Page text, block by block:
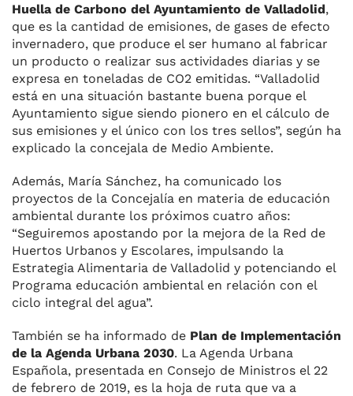
Huella de Carbono del Ayuntamiento de Valladolid,
que es la cantidad de emisiones, de gases de efecto
invernadero, que produce el ser humano al fabricar
un producto o realizar sus actividades diarias y se
expresa en toneladas de CO2 emitidas. “Valladolid
está en una situación bastante buena porque el
Ayuntamiento sigue siendo pionero en el cálculo de
sus emisiones y el único con los tres sellos”, según ha
explicado la concejala de Medio Ambiente.
Además, María Sánchez, ha comunicado los
proyectos de la Concejalía en materia de educación
ambiental durante los próximos cuatro años:
“Seguiremos apostando por la mejora de la Red de
Huertos Urbanos y Escolares, impulsando la
Estrategia Alimentaria de Valladolid y potenciando el
Programa educación ambiental en relación con el
ciclo integral del agua”.
También se ha informado de Plan de Implementación
de la Agenda Urbana 2030. La Agenda Urbana
Española, presentada en Consejo de Ministros el 22
de febrero de 2019, es la hoja de ruta que va a